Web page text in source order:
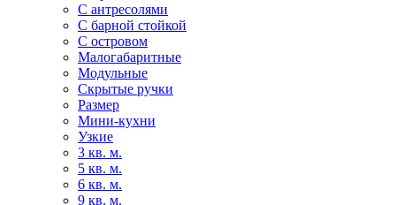
С антресолями
С барной стойкой
С островом
Малогабаритные
Модульные
Скрытые ручки
Размер
Мини-кухни
Узкие
3 кв. м.
5 кв. м.
6 кв. м.
9 кв. м.